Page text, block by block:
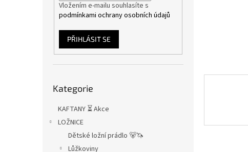
Vložením e-mailu souhlasíte s
podmínkami ochrany osobních údajů
PŘIHLÁSIT SE
kategorie
Kategorie
KAFTANY ⏳ Akce
LOŽNICE
Dětské ložní prádlo 🐻🦄
Lůžkoviny